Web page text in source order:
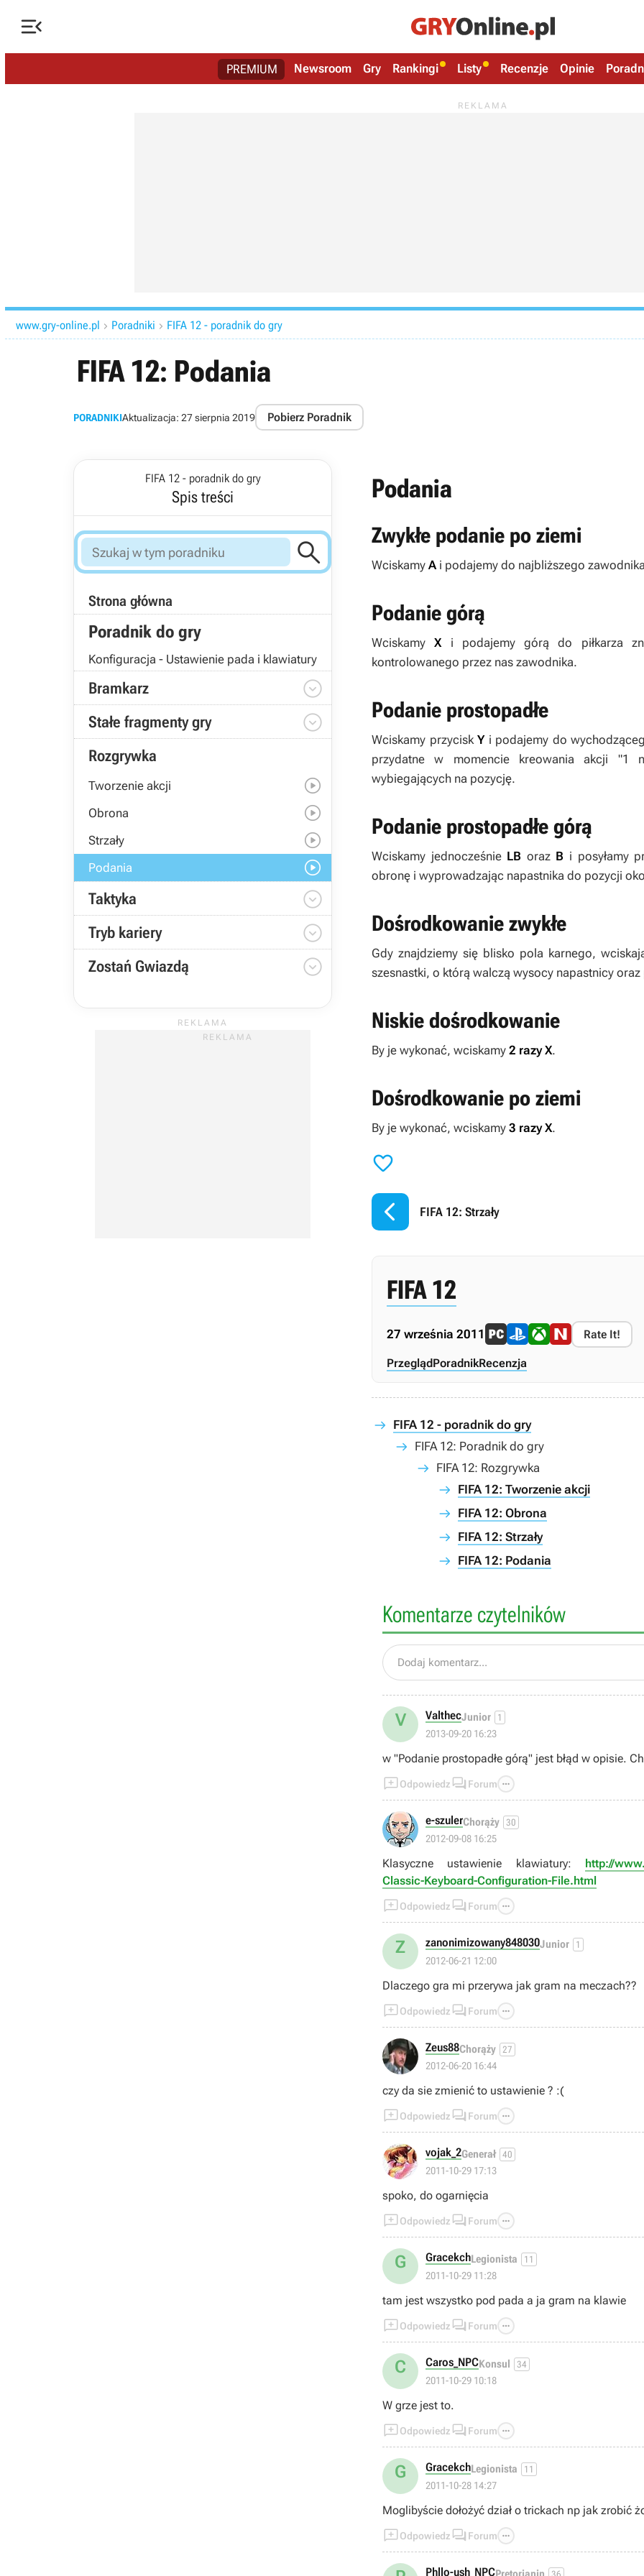

PREMIUM Newsroom Gry Rankingi Listy Recenzje Opinie
www.gry-online.pl  Poradniki  FIFA 12 - poradnik do gry
FIFA 12: Podania
PORADNIKIAktualizacja: 27 sierpnia 2019 Pobierz Poradnik
FIFA 12 - poradnik do gry
Spis treści

Strona główna
Poradnik do gry
Konfiguracja - Ustawienie pada i klawiatury
Bramkarz 
Stałe fragmenty gry 
Rozgrywka
Tworzenie akcji 
Obrona 
Strzały 
Podania 
Taktyka 
Tryb kariery 
Zostań Gwiazdą 
Podania
Zwykłe podanie po ziemi
Wciskamy A i podajemy do najbliższego
Podanie górą
WciskamyXi podajemy górą do piłkarza
kontrolowanego przez nas zawodnika.
Podanie prostopadłe
Wciskamy przyciskYi podajemy do
przydatne w momencie kreowania akcji "1
wybiegających na pozycję.
Podanie prostopadłe górą
Wciskamy jednocześnie LB oraz B i posyłamy
obronę i wyprowadzając napastnika do pozycji
Dośrodkowanie zwykłe
Gdy znajdziemy się blisko pola karnego,
szesnastki, o którą walczą wysocy napastnicy
Niskie dośrodkowanie
By je wykonać, wciskamy 2 razy X.
Dośrodkowanie po ziemi
By je wykonać, wciskamy 3 razy X.

 FIFA 12: Strzały
FIFA 12
27 września 2011 Rate It!
PrzeglądPoradnikRecenzja
FIFA 12 - poradnik do gry
FIFA 12: Poradnik do gry
FIFA 12: Rozgrywka
FIFA 12: Tworzenie akcji
FIFA 12: Obrona
FIFA 12: Strzały
FIFA 12: Podania
Komentarze czytelników
Dodaj komentarz...
V ValthecJunior 1
2013-09-20 16:23
w "Podanie prostopadłe górą" jest błąd w opisie.
Odpowiedz  Forum 
e-szulerChorąży 30
2012-09-08 16:25
Klasyczne ustawienie klawiatury: http://
Classic-Keyboard-Configuration-File.html
Odpowiedz  Forum 
Z zanonimizowany848030Junior 1
2012-06-21 12:00
Dlaczego gra mi przerywa jak gram na meczach??
Odpowiedz  Forum 
Zeus88Chorąży 27
2012-06-20 16:44
czy da sie zmienić to ustawienie ? :(
Odpowiedz  Forum 
vojak_2Generał 40
2011-10-29 17:13
spoko, do ogarnięcia
Odpowiedz  Forum 
G GracekchLegionista 11
2011-10-29 11:28
tam jest wszystko pod pada a ja gram na klawie
Odpowiedz  Forum 
C Caros_NPCKonsul 34
2011-10-29 10:18
W grze jest to.
Odpowiedz  Forum 
G GracekchLegionista 11
2011-10-28 14:27
Moglibyście dołożyć dział o trickach
Odpowiedz  Forum 
Phllo-ush_NPC 36